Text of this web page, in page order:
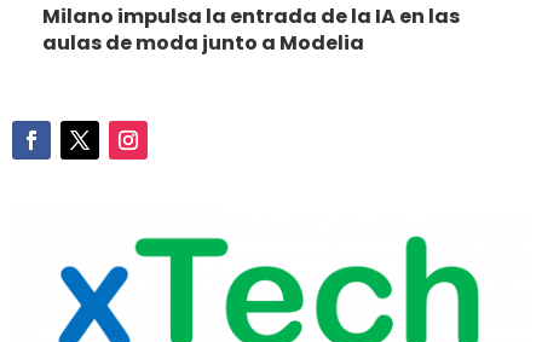
Milano impulsa la entrada de la IA en las
aulas de moda junto a Modelia